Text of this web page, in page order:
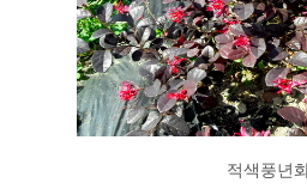
적색풍년